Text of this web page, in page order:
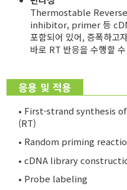
Thermostable
inhibitor, primer 등
포함되어 있어, 증폭하고
바로 RT 반응을 수행할
응용 및 적용
• First-strand synthesis
(RT)
• Random priming
• cDNA library
• Probe labeling